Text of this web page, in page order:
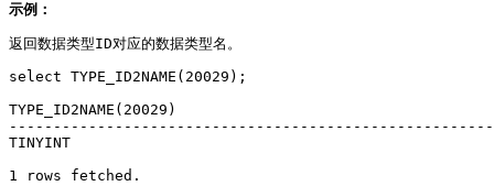
示例：
返回数据类型ID对应的数据类型名。
select TYPE_ID2NAME(20029);
TYPE_ID2NAME(20029)
TINYINT
1 rows fetched.